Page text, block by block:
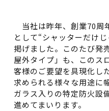
当社は昨年、創業70周
として“シャッターだけ
掲げました。このたび発
屋外タイプ」も、このス
客様のご要望を具現化し
求められる様々な用途に
ガラス入りの特定防火設
進めてまいります。